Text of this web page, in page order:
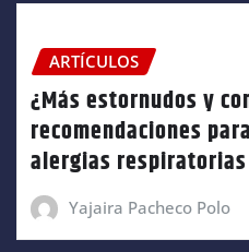
ARTÍCULOS
¿Más estornudos y
recomendaciones
alergias
Yajaira Pacheco Polo